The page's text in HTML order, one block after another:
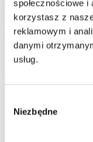
społecznościowe
korzystasz z
reklamowym i
danymi
usług.
zgody
Niezbędne